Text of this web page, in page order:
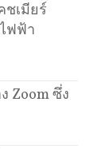
เมียร์
ฟฟ้า
Zoom ซึ่ง